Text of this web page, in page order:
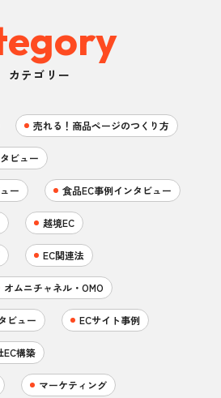
カテゴリー
売れる！商品ページのつくり方
ビュー
ー 食品EC事例インタビュー
越境EC
EC関連法
オムニチャネル・OMO
ビュー ECサイト事例
EC構築
マーケティング